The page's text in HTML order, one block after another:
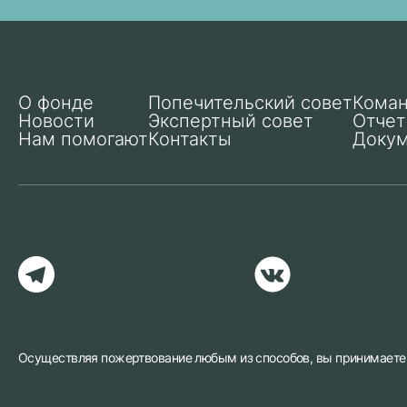
помощь
О фонде
Новости
Нам помогают
Попечительский совет
Экспертный совет
Контакты
Осуществляя пожертвование любым из способов, вы принимаете